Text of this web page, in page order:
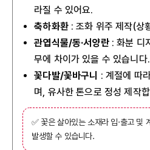
라질 수 있어요.
축하화환 : 조화 위주 제작(상
관엽식물/동·서양란 : 화분 디
무에 차이가 있을 수 있습니다.
꽃다발/꽃바구니 : 계절에 따
며, 유사한 톤으로 정성 제작
✅ 꽃은 살아있는 소재라 입·출고 및
발생할 수 있습니다.